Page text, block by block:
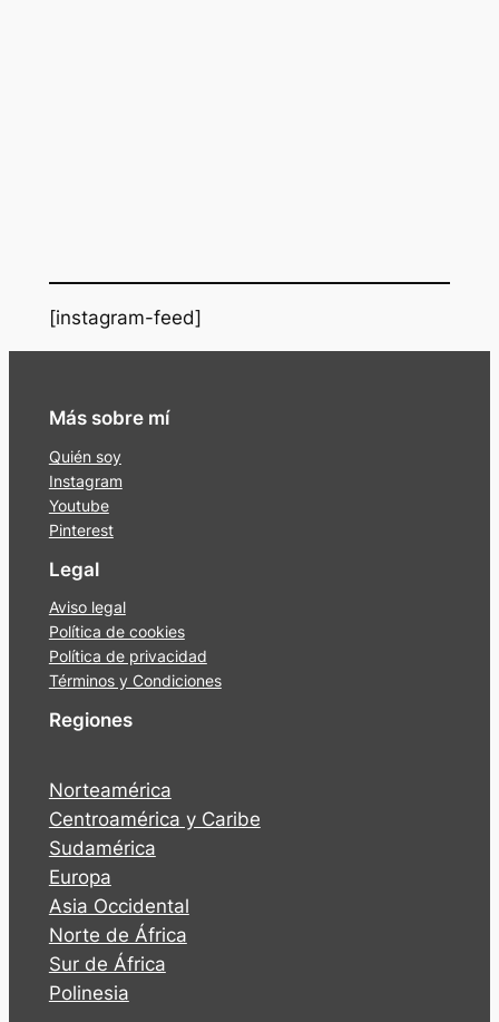
[instagram-feed]
Más sobre mí
Quién soy
Instagram
Youtube
Pinterest
Legal
Aviso legal
Política de cookies
Política de privacidad
Términos y Condiciones
Regiones
Norteamérica
Centroamérica y Caribe
Sudamérica
Europa
Asia Occidental
Norte de África
Sur de África
Polinesia